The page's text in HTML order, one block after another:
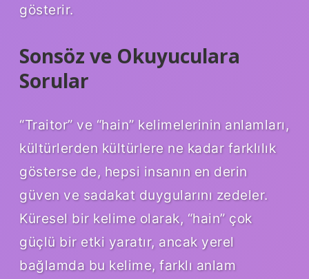
gösterir.
Sonsöz ve Okuyuculara
Sorular
“Traitor” ve “hain” kelimelerinin anlamları,
kültürlerden kültürlere ne kadar farklılık
gösterse de, hepsi insanın en derin
güven ve sadakat duygularını zedeler.
Küresel bir kelime olarak, “hain” çok
güçlü bir etki yaratır, ancak yerel
bağlamda bu kelime, farklı anlam